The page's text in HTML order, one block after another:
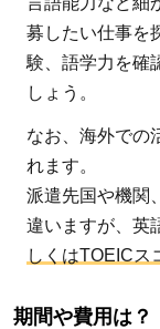
募したい仕事を
験、語学力を確
しょう。
なお、海外での
れます。
派遣先国や機関
違いますが、英
しくはTOEICス
期間や費用は？